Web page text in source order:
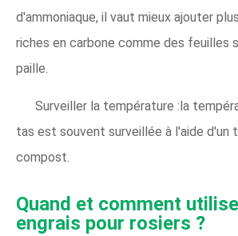
d'ammoniaque, il vaut mieux ajouter
riches en carbone comme des feuilles
paille.
Surveiller la température :la
tas est souvent surveillée à l'aide d'un
compost.
Quand et comment
engrais pour rosiers ?